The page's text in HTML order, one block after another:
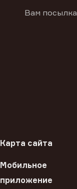
Вам посылка
Карта сайта
Мобильное
приложение